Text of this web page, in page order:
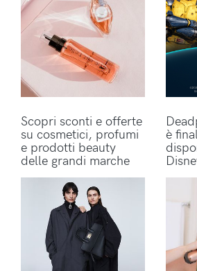
Scopri sconti e offerte
su cosmetici, profumi
e prodotti beauty
delle grandi marche
è